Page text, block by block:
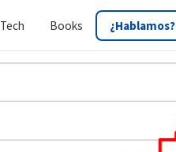
Tech Books ¿Hablamos?